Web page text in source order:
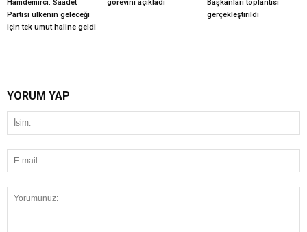
Hamdemirci: Saadet
Partisi ülkenin geleceği
için tek umut haline geldi
görevini açıkladı
Başkanları toplantısı
gerçekleştirildi
YORUM YAP